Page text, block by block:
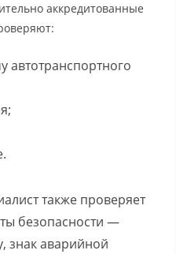
аккредитованные
автотранспортного
также проверяет
безопасности —
знак аварийной